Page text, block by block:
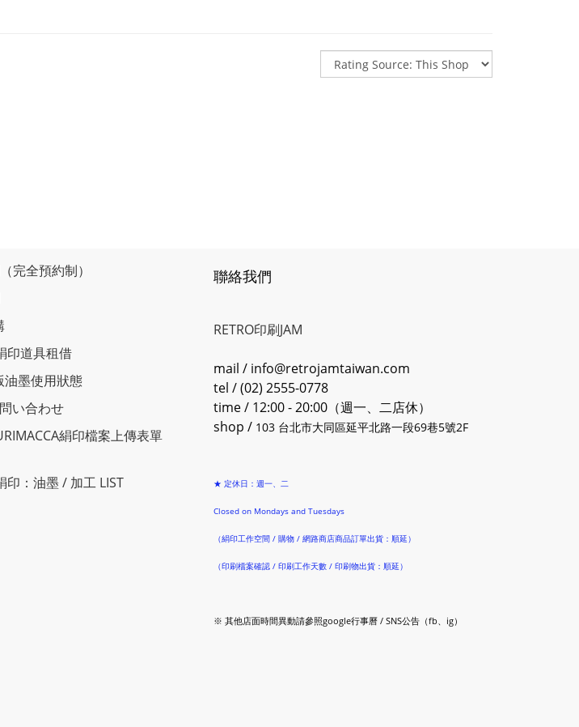
完全預約制）
印道具租借
墨使用狀態
い合わせ
絹印檔案上傳表單
印：油墨 / 加工 LIST
聯絡我們
RETRO印刷JAM
mail / info@retrojamtaiwan.com
tel / (02) 2555-0778
time / 12:00 - 20:00（週一、二店休）
shop / 103 台北市大同區延平北路一段69巷5號2F
★ 定休日：週一、二
Closed on Mondays and Tuesdays
（絹印工作空間 / 購物 / 網路商店商品訂單出貨：順延）
（印刷檔案確認 / 印刷工作天數 / 印刷物出貨：順延）
※ 其他店面時間異動請參照google行事曆 / SNS公告（fb、ig）